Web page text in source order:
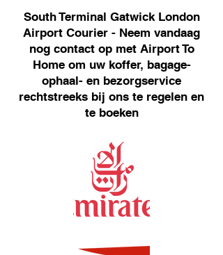
South Terminal Gatwick London
Airport Courier - Neem vandaag
nog contact op met Airport To
Home om uw koffer, bagage-
ophaal- en bezorgservice
rechtstreeks bij ons te regelen en
te boeken